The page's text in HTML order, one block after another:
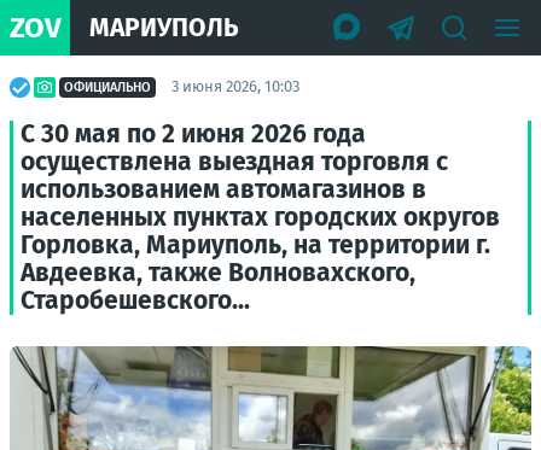
ZOV МАРИУПОЛЬ
ОФИЦИАЛЬНО 3 июня 2026, 10:03
С 30 мая по 2 июня 2026 года
осуществлена выездная торговля с
использованием автомагазинов в
населенных пунктах городских округов
Горловка, Мариуполь, на территории г.
Авдеевка, также Волновахского,
Старобешевского...